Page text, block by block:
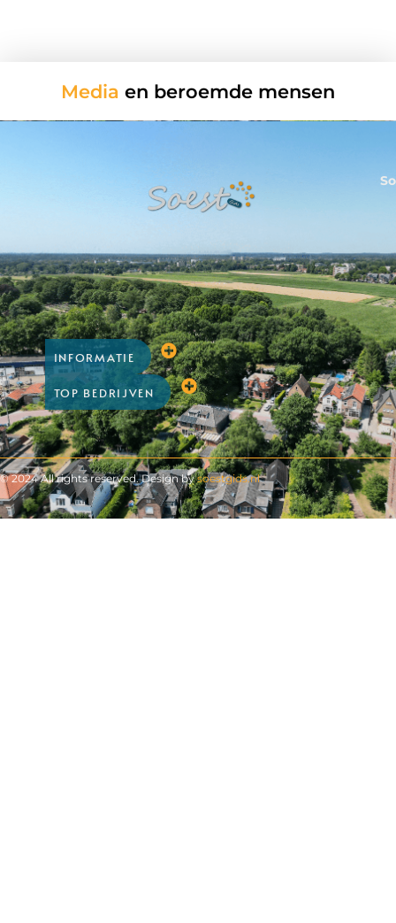
Media en beroemde mensen
INFORMATIE
TOP BEDRIJVEN
© 2024 All rights reserved. Design bysoestgids.nl